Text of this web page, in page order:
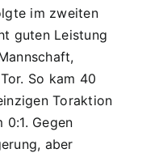
im zweiten
guten Leistung
So kam 40
Toraktion
0:1. Gegen
aber